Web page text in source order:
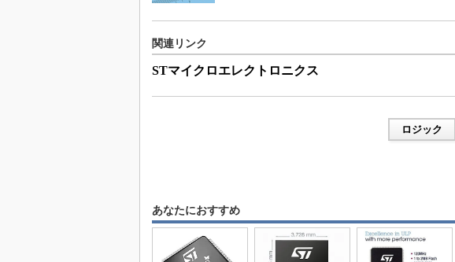
関連リンク
STマイクロエレクトロニクス
ロジック
あなたにおすすめ